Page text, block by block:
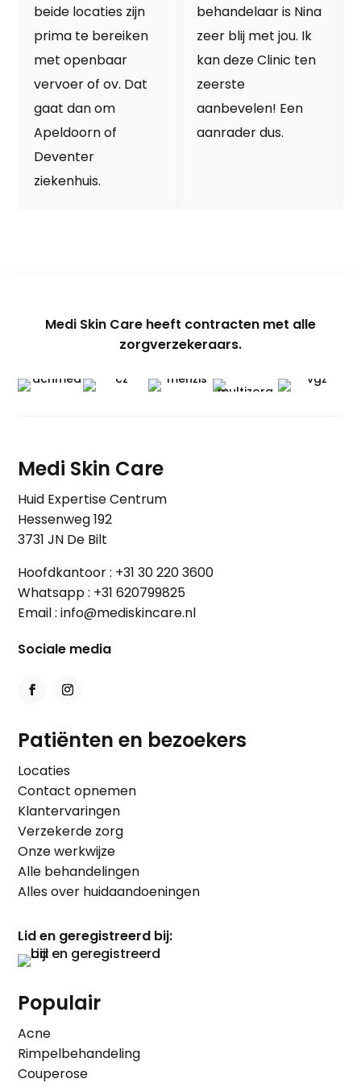
beide locaties zijn
prima te bereiken
met openbaar
vervoer of ov. Dat
gaat dan om
Apeldoorn of
Deventer
ziekenhuis.
behandelaar is Nina
zeer blij met jou. Ik
kan deze Clinic ten
zeerste
aanbevelen! Een
aanrader dus.
Medi Skin Care heeft contracten met alle
zorgverzekeraars.
Medi Skin Care
Huid Expertise Centrum
Hessenweg 192
3731 JN De Bilt
Hoofdkantoor : +31 30 220 3600
Whatsapp : +31 620799825
Email : info@mediskincare.nl
Sociale media
Patiënten en bezoekers
Locaties
Contact opnemen
Klantervaringen
Verzekerde zorg
Onze werkwijze
Alle behandelingen
Alles over huidaandoeningen
Lid en geregistreerd bij:
Populair
Acne
Rimpelbehandeling
Couperose